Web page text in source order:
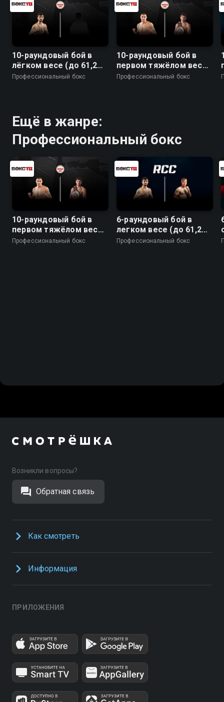
10-раундовый бой в
лёгком весе (до 61,2
кг)
Профессиональный бокс
10-раундовый бой в
первом тяжёлом весе (
до 90,7 кг) за титул
Профессиональный бокс
Ещё в жанре:
Профессиональный бокс
10-раундовый бой в
первом тяжёлом весе (
до 90,7 кг) за титул
Профессиональный бокс
6-раундовый бой в
легком весе (до 61,2
кг)
Профессиональный бокс
Возникли вопросы?
Обратная связь
Как смотреть
Информация
ПРИЛОЖЕНИЯ